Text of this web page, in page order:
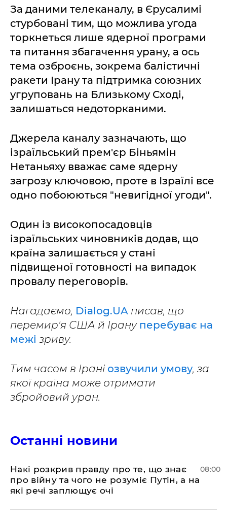
За даними телеканалу, в Єрусалимі
стурбовані тим, що можлива угода
торкнеться лише ядерної програми
та питання збагачення урану, а ось
тема озброєнь, зокрема балістичні
ракети Ірану та підтримка союзних
угруповань на Близькому Сході,
залишаться недоторканими.
Джерела каналу зазначають, що
ізраїльський прем'єр Біньямін
Нетаньяху вважає саме ядерну
загрозу ключовою, проте в Ізраїлі все
одно побоюються "невигідної угоди".
Один із високопосадовців
ізраїльських чиновників додав, що
країна залишається у стані
підвищеної готовності на випадок
провалу переговорів.
Нагадаємо, Dialog.UA писав, що
перемир'я США й Ірануперебуває на
межі зриву.
Тим часом в Ірані озвучили умову, за
якої країна може отримати
збройовий уран.
Останні новини
Накі розкрив правду про те, що знає
про війну та чого не розуміє Путін, а на
які речі заплющує очі
08:00